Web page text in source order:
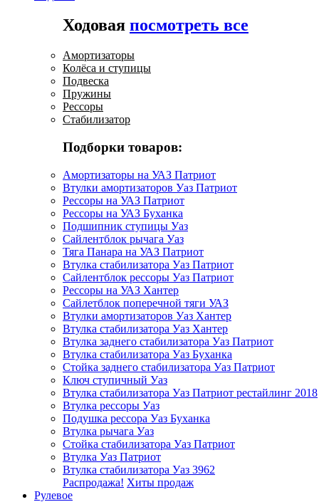
Ходовая посмотреть все
Амортизаторы
Колёса и ступицы
Подвеска
Пружины
Рессоры
Стабилизатор
Подборки товаров:
Амортизаторы на УАЗ Патриот
Втулки амортизаторов Уаз Патриот
Рессоры на УАЗ Патриот
Рессоры на УАЗ Буханка
Подшипник ступицы Уаз
Сайлентблок рычага Уаз
Тяга Панара на УАЗ Патриот
Втулка стабилизатора Уаз Патриот
Сайлентблок рессоры Уаз Патриот
Рессоры на УАЗ Хантер
Сайлетблок поперечной тяги УАЗ
Втулки амортизаторов Уаз Хантер
Втулка стабилизатора Уаз Хантер
Втулка заднего стабилизатора Уаз Патриот
Втулка стабилизатора Уаз Буханка
Стойка заднего стабилизатора Уаз Патриот
Ключ ступичный Уаз
Втулка стабилизатора Уаз Патриот рестайлинг 2018
Втулка рессоры Уаз
Подушка рессора Уаз Буханка
Втулка рычага Уаз
Стойка стабилизатора Уаз Патриот
Втулка Уаз Патриот
Втулка стабилизатора Уаз 3962
Распродажа! Хиты продаж
Рулевое